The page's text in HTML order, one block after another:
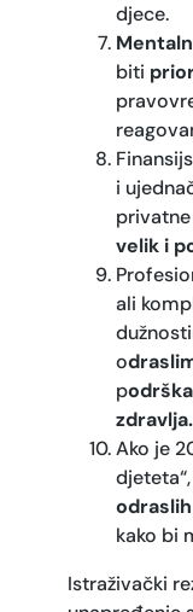
djece.
biti
i
velik i
ali
o
p
zdravlja.
Ako je
djeteta“,
odraslih
kako bi
Istraživački